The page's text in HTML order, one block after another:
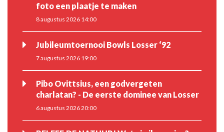
foto een plaatje te maken
8 augustus 2026 14:00
Jubileumtoernooi Bowls Losser ‘92
7 augustus 2026 19:00
Pibo Ovittsius, een godvergeten
charlatan? - De eerste dominee van Losser
6 augustus 2026 20:00